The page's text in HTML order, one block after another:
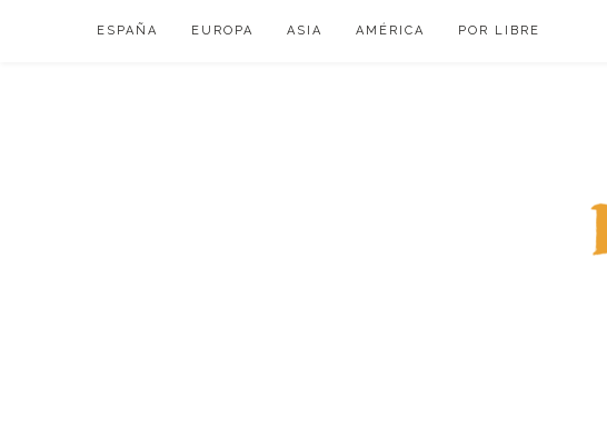
ESPAÑA EUROPA ASIA AMÉRICA POR LIBRE